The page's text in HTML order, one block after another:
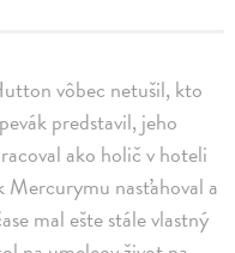
vôbec netušil, kto
predstavil, jeho
ako holič v hoteli
Mercurymu nasťahoval a
mal ešte stále vlastný